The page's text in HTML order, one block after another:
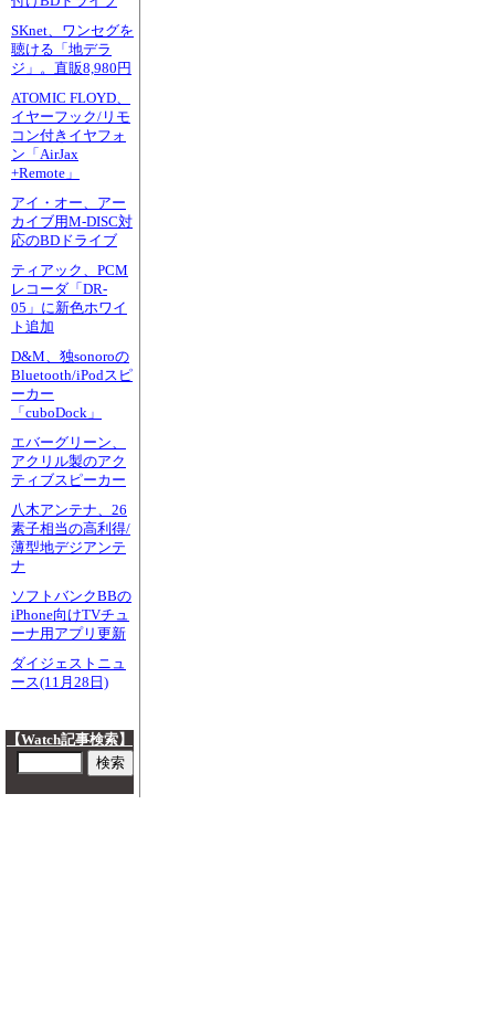
SKnet、ワンセグを
聴ける「地デラ
ジ」。直販8,980円
ATOMIC FLOYD、
イヤーフック/リモ
コン付きイヤフォ
ン「AirJax
+Remote」
アイ・オー、アー
カイブ用M-DISC対
応のBDドライブ
ティアック、PCM
レコーダ「DR-
05」に新色ホワイ
ト追加
D&M、独sonoroの
Bluetooth/iPodスピ
ーカー
「cuboDock」
エバーグリーン、
アクリル製のアク
ティブスピーカー
八木アンテナ、26
素子相当の高利得/
薄型地デジアンテ
ナ
ソフトバンクBBの
iPhone向けTVチュ
ーナ用アプリ更新
ダイジェストニュ
ース(11月28日)
【Watch記事検索】